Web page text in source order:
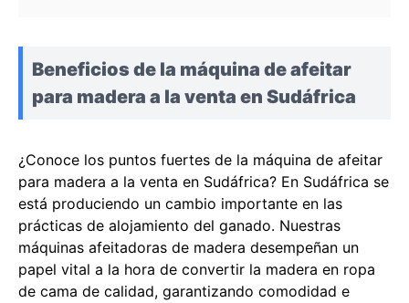
Beneficios de la máquina de afeitar
para madera a la venta en Sudáfrica
¿Conoce los puntos fuertes de la máquina de afeitar
para madera a la venta en Sudáfrica? En Sudáfrica se
está produciendo un cambio importante en las
prácticas de alojamiento del ganado. Nuestras
máquinas afeitadoras de madera desempeñan un
papel vital a la hora de convertir la madera en ropa
de cama de calidad, garantizando comodidad e